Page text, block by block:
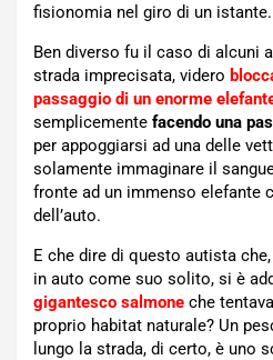
fisionomia nel giro di un istante.
Ben diverso fu il caso di alcuni
strada imprecisata, videro
passaggio di un enorme
semplicemente facendo una
per appoggiarsi ad una delle
solamente immaginare il
fronte ad un immenso elefante
dell’auto.
E che dire di questo autista
in auto come suo solito, si è
gigantesco salmone che
proprio habitat naturale? Un
lungo la strada, di certo, è uno